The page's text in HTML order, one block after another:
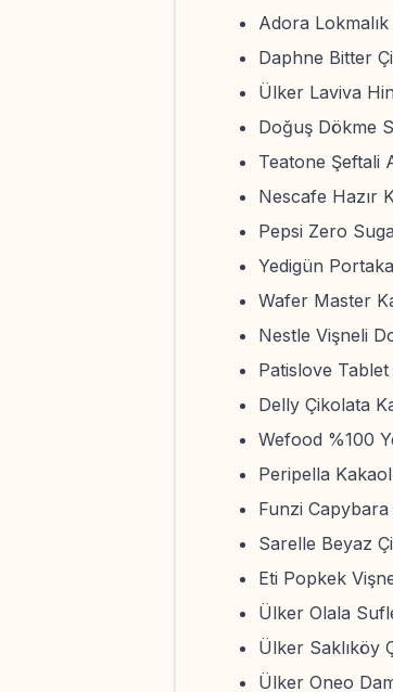
Adora Lokmalık
Daphne Bitter
Ülker Laviva
Doğuş Dökme
Teatone Şeftali
Nescafe Hazır
Pepsi Zero
Yedigün
Wafer Master
Nestle Vişneli
Patislove
Delly Çikolata
Wefood %100
Peripella
Funzi
Sarelle Beyaz
Eti Popkek
Ülker Olala
Ülker Saklıköy
Ülker Oneo